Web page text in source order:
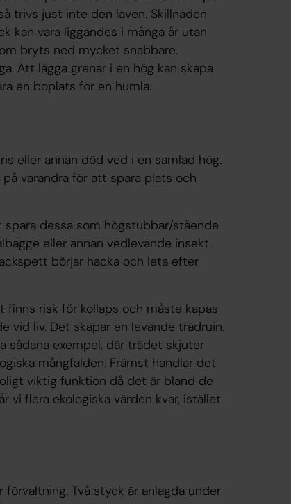
trivs just inte den laven. Skillnaden
kan vara liggandes i många år utan
bryts ned mycket snabbare.
Att lägga grenar i en hög kan skapa
en boplats för en humla.
eller annan död ved i en samlad hög.
varandra för att spara plats och
dessa som högstubbar/stående
eller annan vedlevande insekt.
börjar hacka och leta efter
risk för kollaps och måste kapas
vid liv. Det skapar en levande trädruin.
sådana exempel, där trädet skjuter
mångfalden. Främst handlar det
viktig funktion då det är bland de
vi flera ekologiska värden kvar, istället
Två styck är anlagda under